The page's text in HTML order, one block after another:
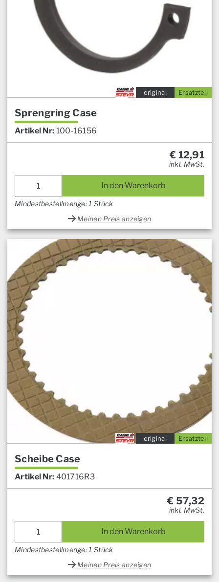
Ersatzteil
original
Sprengring Case
Artikel Nr: 100-16156
€ 12,91
inkl. MwSt.
In den Warenkorb
Mindestbestellmenge: 1 Stück
Meinen Preis anzeigen
Ersatzteil
original
Scheibe Case
Artikel Nr: 401716R3
€ 57,32
inkl. MwSt.
In den Warenkorb
Mindestbestellmenge: 1 Stück
Meinen Preis anzeigen